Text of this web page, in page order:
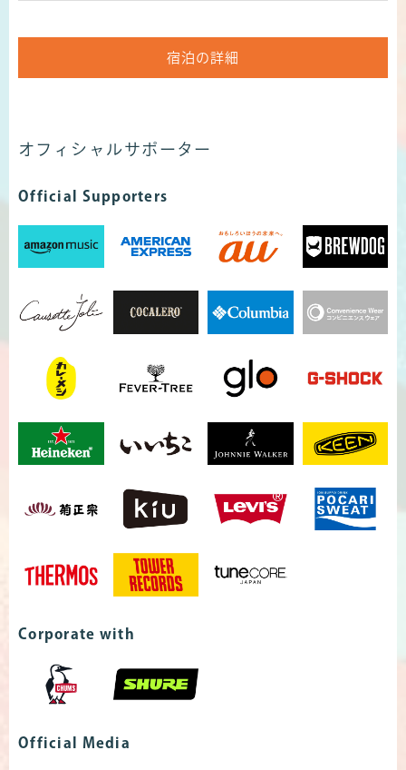
宿泊の詳細
オフィシャルサポーター
Official Supporters
Corporate with
Official Media